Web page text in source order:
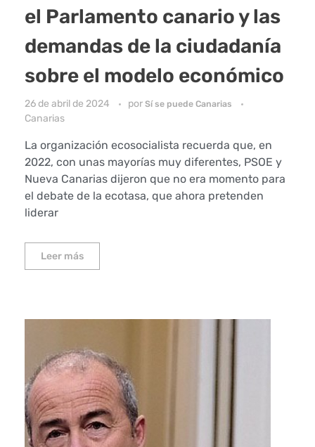
el Parlamento canario y las
demandas de la ciudadanía
sobre el modelo económico
26 de abril de 2024 por Sí se puede Canarias
Canarias
La organización ecosocialista recuerda que, en
2022, con unas mayorías muy diferentes, PSOE y
Nueva Canarias dijeron que no era momento para
el debate de la ecotasa, que ahora pretenden
liderar
Leer más